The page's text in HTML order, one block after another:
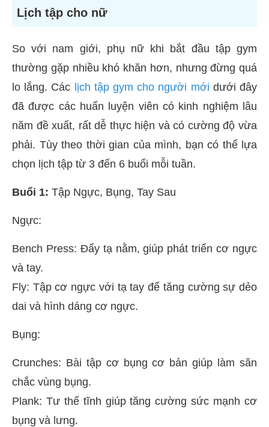
Lịch tập cho nữ
So với nam giới, phụ nữ khi bắt đầu tập gym
thường gặp nhiều khó khăn hơn, nhưng đừng quá
lo lắng. Các lịch tập gym cho người mới dưới đây
đã được các huấn luyện viên có kinh nghiệm lâu
năm đề xuất, rất dễ thực hiện và có cường độ vừa
phải. Tùy theo thời gian của mình, bạn có thể lựa
chọn lịch tập từ 3 đến 6 buổi mỗi tuần.
Buổi 1: Tập Ngực, Bụng, Tay Sau
Ngực:
Bench Press: Đẩy tạ nằm, giúp phát triển cơ ngực
và tay.
Fly: Tập cơ ngực với tạ tay để tăng cường sự dẻo
dai và hình dáng cơ ngực.
Bụng:
Crunches: Bài tập cơ bụng cơ bản giúp làm săn
chắc vùng bụng.
Plank: Tư thế tĩnh giúp tăng cường sức mạnh cơ
bụng và lưng.